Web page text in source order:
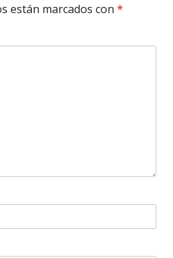
están marcados con *